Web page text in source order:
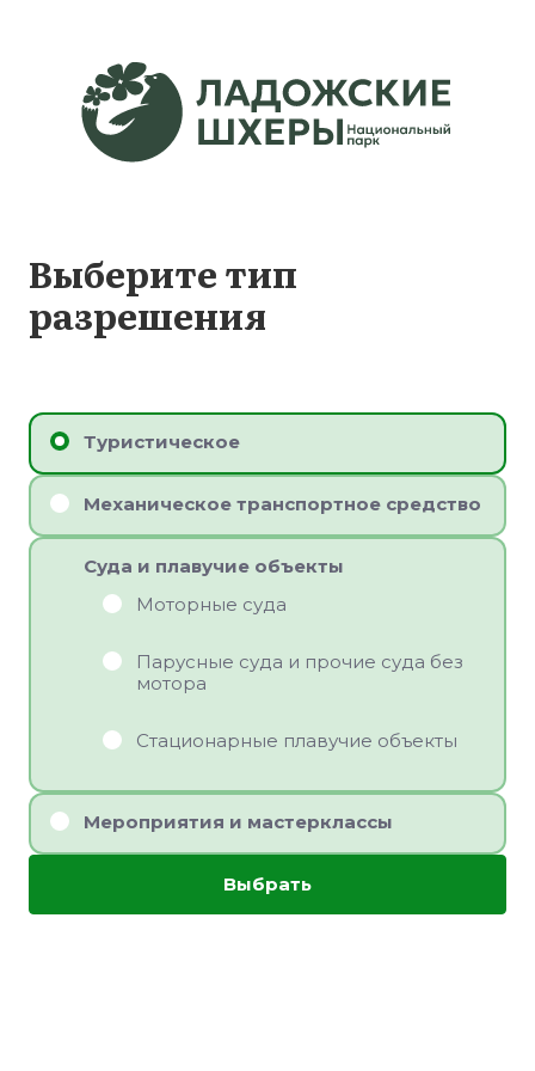
Выберите тип
разрешения
Туристическое
Механическое транспортное средство
Суда и плавучие объекты
Моторные суда
Парусные суда и прочие суда без
мотора
Стационарные плавучие объекты
Мероприятия и мастерклассы
Выбрать